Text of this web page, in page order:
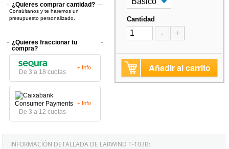
¿Quieres comprar cantidad?
Consúltanos y te haremos un
presupuesto personalizado.
¿Quieres fraccionar tu
compra?
De 3 a 18 cuotas
+ Info
De 3 a 12 cuotas
+ Info
Cantidad
- +
Añadir al carrito
INFORMACIÓN DETALLADA DE LARWIND T-103B: